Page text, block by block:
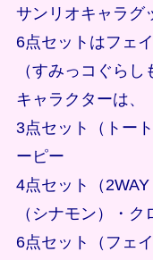
サンリオキャラグ
6点セットはフェ
（すみっコぐらし
キャラクターは、
3点セット（トー
ーピー
4点セット（
（シナモン）・
6点セット（フェ